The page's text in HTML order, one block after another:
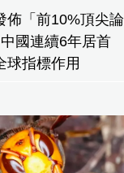
佈「前10%頂尖論
國連續6年居首
球指標作用